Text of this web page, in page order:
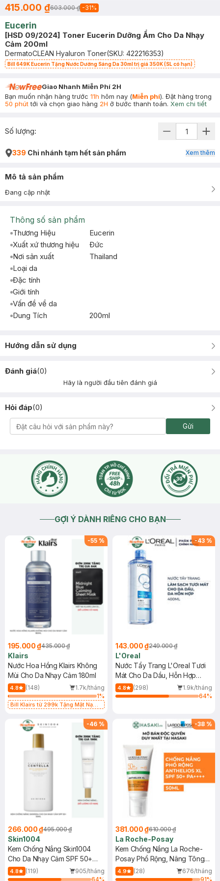
415.000 ₫603.000 ₫ -31%
Eucerin
[HSD 09/2024] Toner Eucerin Dưỡng Ẩm Cho Da Nhạy
Cảm 200ml
DermatoCLEAN Hyaluron Toner(SKU: 422216353)
Bill 649K Eucerin Tặng Nước Dưỡng Sáng Da 30ml trị giá 350K (SL có hạn)
Giao Nhanh Miễn Phí 2H
Bạn muốn nhận hàng trước 11h hôm nay (Miễn phí). Đặt hàng trong
50 phúttới và chọn giao hàng 2H ở bước thanh toán. Xem chi tiết
Số lượng:
339 Chi nhánh tạm hết sản phẩm Xem thêm
Mô tả sản phẩm
Đang cập nhật
Thông số sản phẩm
Thương Hiệu
Eucerin
Xuất xứ thương hiệu
Ðức
Nơi sản xuất
Thailand
Loại da
Đặc tính
Giới tính
Vấn đề về da
Dung Tích
200ml
Hướng dẫn sử dụng
Đánh giá(0)
Hãy là người đầu tiên đánh giá
Hỏi đáp(0)
Gửi
GỢI Ý DÀNH RIÊNG CHO BẠN
-55 %
195.000 ₫435.000 ₫
Klairs
Nước Hoa Hồng Klairs Không
Mùi Cho Da Nhạy Cảm 180ml
4.8 (148)
1.7k/tháng
1%
Bill Klairs từ 299k Tặng Mặt Nạ
25ml (SL Có Hạn)
-43 %
143.000 ₫249.000 ₫
L'Oreal
Nước Tẩy Trang L'Oreal Tươi
Mát Cho Da Dầu, Hỗn Hợp
400ml
4.8 (298)
1.9k/tháng
64%
-46 %
266.000 ₫495.000 ₫
Skin1004
Kem Chống Nắng Skin1004
Cho Da Nhạy Cảm SPF 50+
50ml
4.8 (119)
905/tháng
64%
-38 %
381.000 ₫610.000 ₫
La Roche-Posay
Kem Chống Nắng La Roche-
Posay Phổ Rộng, Nâng Tông
Kiềm Dầu 50ml
4.9 (28)
676/tháng
91%